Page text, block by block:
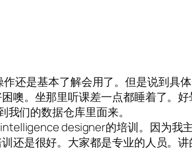
还是基本了解会用了。但是说到具
噢。坐那里听课差一点都睡着了。
们的数据仓库里面来。
designer的培训。因为我
还是很好。大家都是专业的人员。